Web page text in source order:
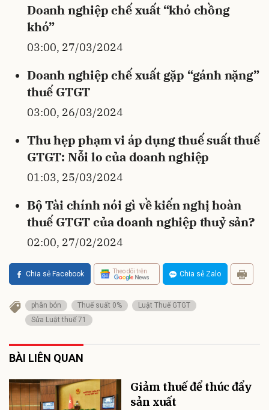
Doanh nghiệp chế xuất “khó chồng
khó”
03:00, 27/03/2024
Doanh nghiệp chế xuất gặp “gánh nặng”
thuế GTGT
03:00, 26/03/2024
Thu hẹp phạm vi áp dụng thuế suất thuế
GTGT: Nỗi lo của doanh nghiệp
01:03, 25/03/2024
Bộ Tài chính nói gì về kiến nghị hoàn
thuế GTGT của doanh nghiệp thuỷ sản?
02:00, 27/02/2024
Chia sẻ Facebook Theo dõi trên Chia sẻ Zalo
phân bón Thuế suất 0%
Luật Thuế GTGT
Sửa Luật thuế 71
BÀI LIÊN QUAN
Giảm thuế để thúc đẩy
sản xuất